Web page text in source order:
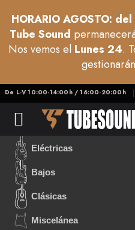
HORARIO AGOSTO:
Tube Sound
Nos vemos el Lunes 24.
De L-V 10:00-14:00h / 16:00-20:00h
Eléctricas
Bajos
Clásicas
Miscelánea